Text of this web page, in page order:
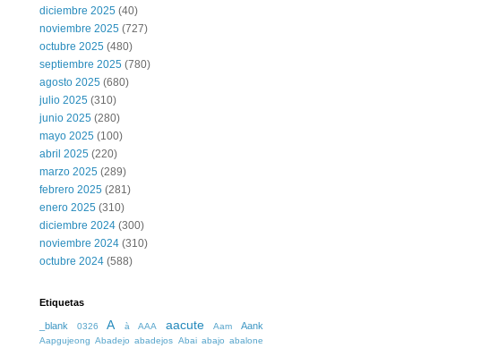
diciembre 2025 (40)
noviembre 2025 (727)
octubre 2025 (480)
septiembre 2025 (780)
agosto 2025 (680)
julio 2025 (310)
junio 2025 (280)
mayo 2025 (100)
abril 2025 (220)
marzo 2025 (289)
febrero 2025 (281)
enero 2025 (310)
diciembre 2024 (300)
noviembre 2024 (310)
octubre 2024 (588)
Etiquetas
_blank 0326 A à AAA aacute Aam Aank
Aapgujeong Abadejo abadejos Abai abajo abalone